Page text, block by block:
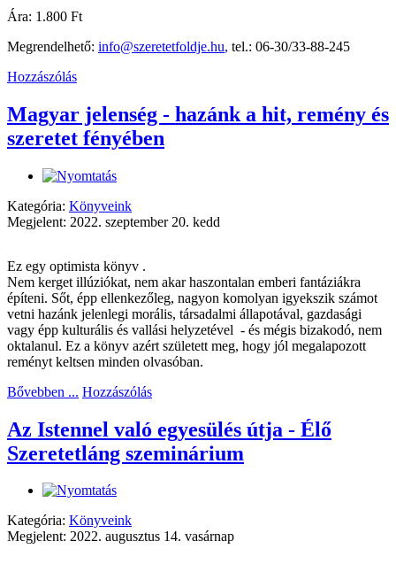
Ára: 1.800 Ft
Megrendelhető: info@szeretetfoldje.hu, tel.: 06-30/33-88-245
Hozzászólás
Magyar jelenség - hazánk a hit, remény és
szeretet fényében
Kategória: Könyveink
Megjelent: 2022. szeptember 20. kedd
Ez egy optimista könyv .
Nem kerget illúziókat, nem akar haszontalan emberi fantáziákra
építeni. Sőt, épp ellenkezőleg, nagyon komolyan igyekszik számot
vetni hazánk jelenlegi morális, társadalmi állapotával, gazdasági
vagy épp kulturális és vallási helyzetével - és mégis bizakodó, nem
oktalanul. Ez a könyv azért született meg, hogy jól megalapozott
reményt keltsen minden olvasóban.
Bővebben ... Hozzászólás
Az Istennel való egyesülés útja - Élő
Szeretetláng szeminárium
Kategória: Könyveink
Megjelent: 2022. augusztus 14. vasárnap